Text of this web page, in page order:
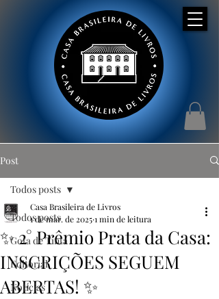
Post
Todos posts
Gota de Tinta
Editorial
Notícias
Todos posts
✨ 2° Prêmio Prata da Casa:
INSCRIÇÕES SEGUEM
ABERTAS! ✨
Casa Brasileira de Livros
1 de mar. de 20251 min de leitura